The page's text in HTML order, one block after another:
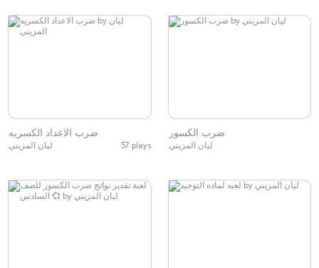
ضرب الاعداد الكسريه
ليان المزيني 57 plays
ضرب الكسور
ليان المزيني